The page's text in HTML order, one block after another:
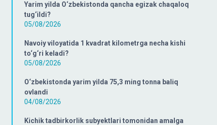
Yarim yilda O‘zbekistonda qancha egizak chaqaloq
tug‘ildi?
05/08/2026
Navoiy viloyatida 1 kvadrat kilometrga necha kishi
to‘g‘ri keladi?
05/08/2026
O‘zbekistonda yarim yilda 75,3 ming tonna baliq
ovlandi
04/08/2026
Kichik tadbirkorlik subyektlari tomonidan amalga